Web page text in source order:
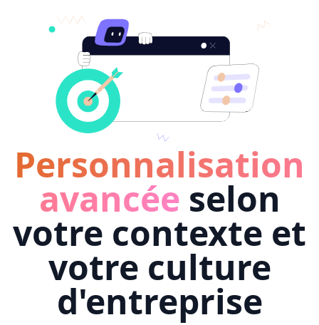
Personnalisation
avancée selon
votre contexte et
votre culture
d'entreprise